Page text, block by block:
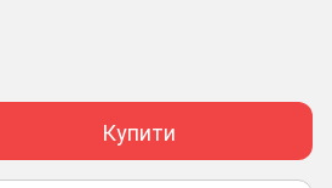
Купити